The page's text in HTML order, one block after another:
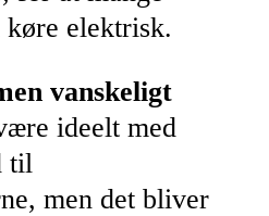
køre elektrisk.
vanskeligt
ideelt med
til
men det bliver